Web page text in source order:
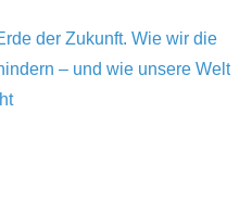
der Zukunft. Wie wir die
– und wie unsere Welt